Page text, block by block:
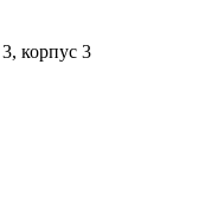
корпус 3